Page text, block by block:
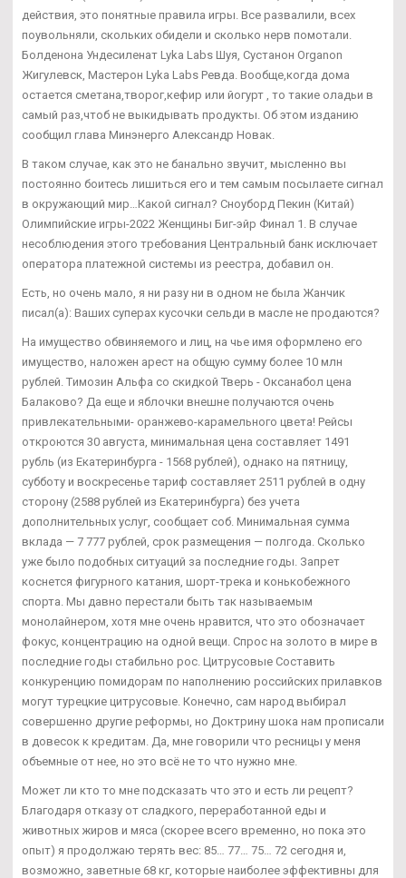
действия, это понятные правила игры. Все развалили, всех
поувольняли, скольких обидели и сколько нерв помотали.
Болденона Ундесиленат Lyka Labs Шуя, Сустанон Organon
Жигулевск, Мастерон Lyka Labs Ревда. Вообще,когда дома
остается сметана,творог,кефир или йогурт , то такие оладьи в
самый раз,чтоб не выкидывать продукты. Об этом изданию
сообщил глава Минэнерго Александр Новак.
В таком случае, как это не банально звучит, мысленно вы
постоянно боитесь лишиться его и тем самым посылаете сигнал
в окружающий мир…Какой сигнал? Сноуборд Пекин (Китай)
Олимпийские игры-2022 Женщины Биг-эйр Финал 1. В случае
несоблюдения этого требования Центральный банк исключает
оператора платежной системы из реестра, добавил он.
Есть, но очень мало, я ни разу ни в одном не была Жанчик
писал(а): Ваших суперах кусочки сельди в масле не продаются?
На имущество обвиняемого и лиц, на чье имя оформлено его
имущество, наложен арест на общую сумму более 10 млн
рублей. Tимозин Альфа со скидкой Тверь - Оксанабол цена
Балаково? Да еще и яблочки внешне получаются очень
привлекательными- оранжево-карамельного цвета! Рейсы
откроются 30 августа, минимальная цена составляет 1491
рубль (из Екатеринбурга - 1568 рублей), однако на пятницу,
субботу и воскресенье тариф составляет 2511 рублей в одну
сторону (2588 рублей из Екатеринбурга) без учета
дополнительных услуг, сообщает соб. Минимальная сумма
вклада — 7 777 рублей, срок размещения — полгода. Сколько
уже было подобных ситуаций за последние годы. Запрет
коснется фигурного катания, шорт-трека и конькобежного
спорта. Мы давно перестали быть так называемым
монолайнером, хотя мне очень нравится, что это обозначает
фокус, концентрацию на одной вещи. Спрос на золото в мире в
последние годы стабильно рос. Цитрусовые Составить
конкуренцию помидорам по наполнению российских прилавков
могут турецкие цитрусовые. Конечно, сам народ выбирал
совершенно другие реформы, но Доктрину шока нам прописали
в довесок к кредитам. Да, мне говорили что ресницы у меня
объемные от нее, но это всё не то что нужно мне.
Может ли кто то мне подсказать что это и есть ли рецепт?
Благодаря отказу от сладкого, переработанной еды и
животных жиров и мяса (скорее всего временно, но пока это
опыт) я продолжаю терять вес: 85… 77… 75… 72 сегодня и,
возможно, заветные 68 кг, которые наиболее эффективны для